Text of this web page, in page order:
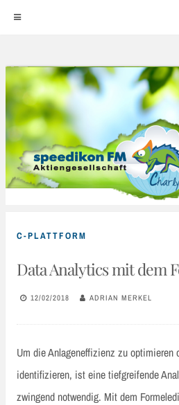
content
C-PLATTFORM
Data Analytics mit dem
12/02/2018 ADRIAN MERKEL
Um die Anlageneffizienz zu optimieren
identifizieren, ist eine tiefgreifende
zwingend notwendig. Mit dem